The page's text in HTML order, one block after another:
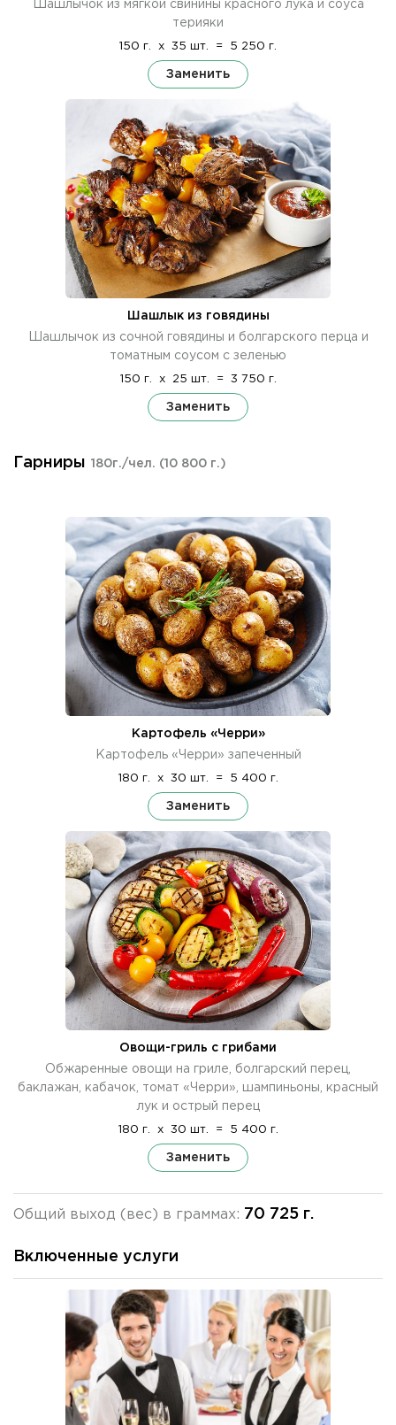
Шашлычок из мягкой свинины красного лука и соуса
терияки
150 г. x 35 шт. = 5 250 г.
Заменить
Шашлык из говядины
Шашлычок из сочной говядины и болгарского перца и
томатным соусом с зеленью
150 г. x 25 шт. = 3 750 г.
Заменить
Гарниры 180г./чел. (10 800 г.)
Картофель «Черри»
Картофель «Черри» запеченный
180 г. x 30 шт. = 5 400 г.
Заменить
Овощи-гриль с грибами
Обжаренные овощи на гриле, болгарский перец,
баклажан, кабачок, томат «Черри», шампиньоны, красный
лук и острый перец
180 г. x 30 шт. = 5 400 г.
Заменить
Общий выход (вес) в граммах: 70 725 г.
Включенные услуги